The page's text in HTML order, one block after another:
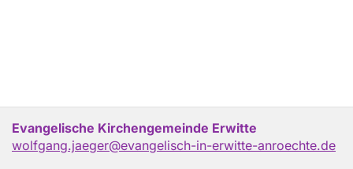
Evangelische Kirchengemeinde Erwitte
wolfgang.jaeger@evangelisch-in-erwitte-anroechte.de